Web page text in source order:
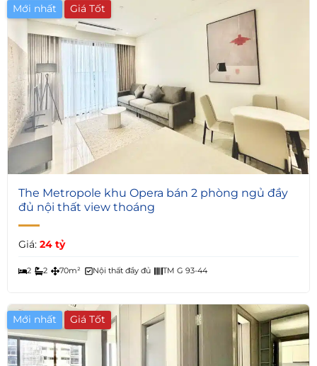
Mới nhất Giá Tốt
4
The Metropole khu Opera bán 2 phòng ngủ đầy
đủ nội thất view thoáng
Giá: 24 tỷ
2 2 70m² Nội thất đầy đủ TM G 93-44
Mới nhất Giá Tốt